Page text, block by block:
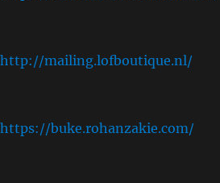
http://mailing.lofboutique.nl/
https://buke.rohanzakie.com/